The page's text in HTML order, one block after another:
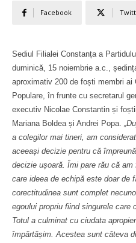
Facebook
Sediul Filialei Constanța a
duminică, 15 noiembrie a.c.,
aproximativ 200 de foști membri
Populare, în frunte cu secretarul
executiv Nicolae Constantin și
Mariana Boldea și Andrei Popa.
a colegilor mai tineri, am
aceeași decizie pentru că
decizie ușoară. Îmi pare rău că
care ideea de echipă este doar de
corectitudinea sunt complet
egoului propriu fiind singurele care
Totul a culminat cu ciudata
împărtășim. Acestea sunt câteva